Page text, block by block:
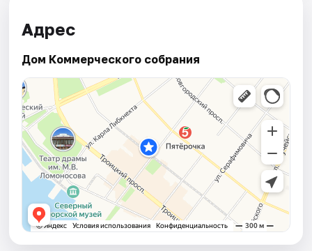
Адрес
Дом Коммерческого собрания